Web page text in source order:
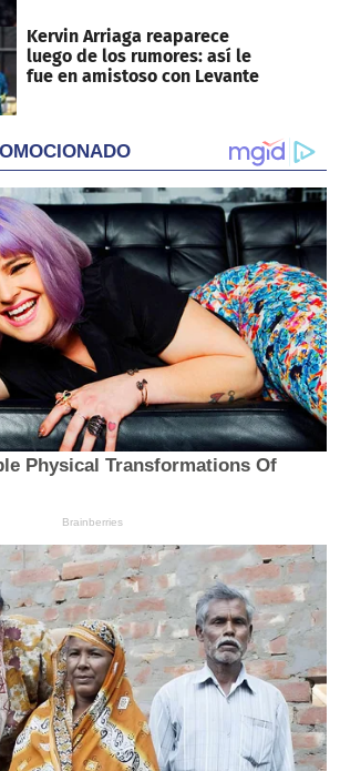
Kervin Arriaga reaparece
luego de los rumores: así le
fue en amistoso con Levante